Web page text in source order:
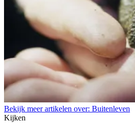
Bekijk meer artikelen over: Buitenleven
Kijken